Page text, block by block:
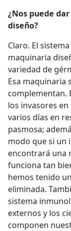
¿Nos puede
diseño?
Claro. El
maquinaria
variedad de
Esa maquinaria
complementan.
los invasores
varios días en
pasmosa;
modo que si un
encontrará una
funciona tan
hemos tenido
eliminada.
sistema
externos y los
componen